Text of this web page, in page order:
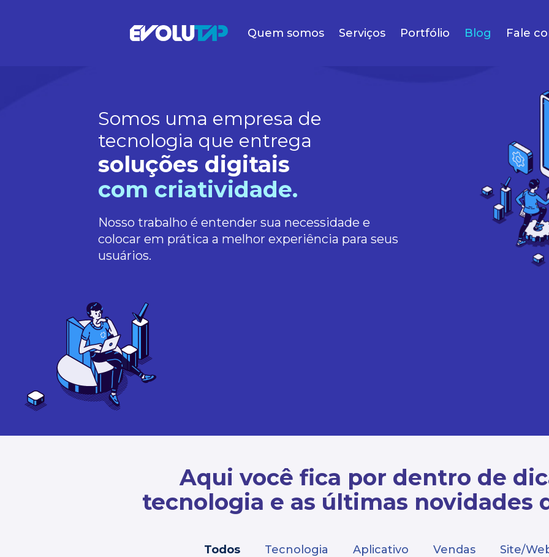
Quem somos Serviços Portfólio Blog Fale
Somos uma empresa de
tecnologia que entrega
soluções digitais
com criatividade.
Nosso trabalho é entender sua necessidade e
colocar em prática a melhor experiência para seus
usuários.
Aqui você fica por dentro de
tecnologia e as últimas novidades
Todos Tecnologia Aplicativo Vendas Site/